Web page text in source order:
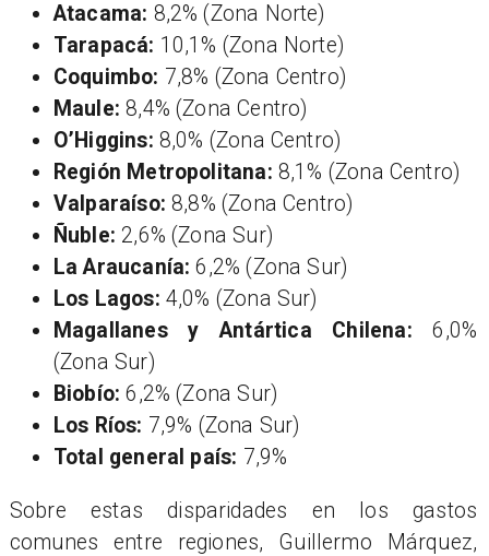
Atacama: 8,2% (Zona Norte)
Tarapacá: 10,1% (Zona Norte)
Coquimbo: 7,8% (Zona Centro)
Maule: 8,4% (Zona Centro)
O’Higgins: 8,0% (Zona Centro)
Región Metropolitana: 8,1% (Zona Centro)
Valparaíso: 8,8% (Zona Centro)
Ñuble: 2,6% (Zona Sur)
La Araucanía: 6,2% (Zona Sur)
Los Lagos: 4,0% (Zona Sur)
Magallanes y Antártica Chilena: 6,0%
(Zona Sur)
Biobío: 6,2% (Zona Sur)
Los Ríos: 7,9% (Zona Sur)
Total general país: 7,9%
Sobre estas disparidades en los gastos
comunes entre regiones, Guillermo Márquez,